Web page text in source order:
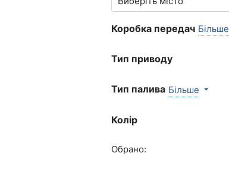
Коробка передач Більше
Тип приводу
Тип палива Більше
Колір
Обрано: